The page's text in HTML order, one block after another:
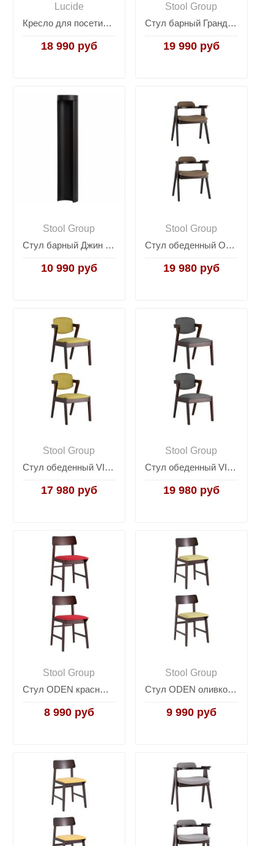
Lucide
Кресло для посетителей TopChairs Visit черное 2 шт.
18 990 руб
Stool Group
Стул барный Гранд серо-бежевый 2шт.
19 990 руб
Stool Group
Стул барный Джин белый 2 шт.
10 990 руб
Stool Group
Стул обеденный OLAV кофейный 2 шт.
19 980 руб
Stool Group
Стул обеденный VIVA оливковый 2 шт.
17 980 руб
Stool Group
Стул обеденный VIVA темно-серый 2 шт.
19 980 руб
Stool Group
Стул ODEN красный 2 шт.
8 990 руб
Stool Group
Стул ODEN оливковый 2 шт.
9 990 руб